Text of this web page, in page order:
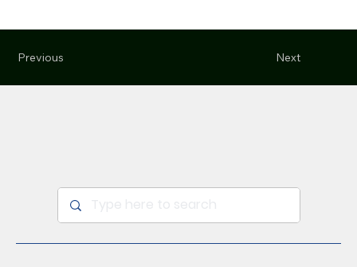
Next
Previous